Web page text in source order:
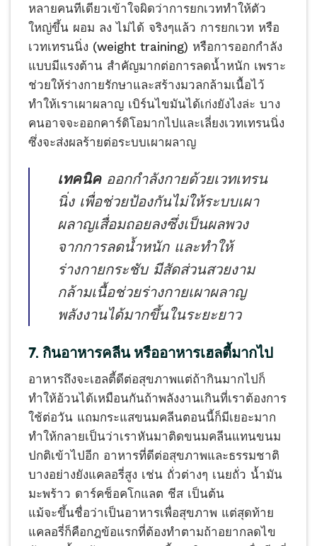
หลายคนทีเดียวเข้าใจผิดว่าการยกเวททำให้ตัว
ใหญ่ขึ้น ผอม ลง ไม่ได้ จริงๆแล้ว การยกเวท หรือ
เวทเทรนนิ่ง (weight training) หรือการออกกำลัง
แบบมีแรงต้าน สำคัญมากต่อการลดน้ำหนัก เพราะ
ช่วยให้ร่างกายรักษาและสร้างมวลกล้ามเนื้อไว้
ทำให้เราเผาผลาญ เบิร์นไขมันได้เก่งยังไงล่ะ บาง
คนอาจจะออกคาร์ดิโอมากไปและเลี่ยงเวทเทรนนิ่ง
ซึ่งจะส่งผลร้ายต่อระบบเผาผลาญ
เทคนิค ออกกำลังกายด้วยเวทเทรน
นิ่ง เพื่อช่วยป้องกันไม่ให้ระบบเผา
ผลาญเสื่อมถอยลงซึ่งเป็นผลพวง
จากการลดน้ำหนัก และทำให้
ร่างกายกระชับ มีสัดส่วนสวยงาม
กล้ามเนื้อช่วยร่างกายเผาผลาญ
พลังงานได้มากขึ้นในระยะยาว
7. กินอาหารคลีน หรืออาหารเฮลตี้มากไป
อาหารถึงจะเฮลตี้ดีต่อสุขภาพแต่ถ้ากินมากไปก็
ทำให้อ้วนได้เหมือนกันถ้าพลังงานเกินที่เราต้องการ
ใช้ต่อวัน แถมกระแสขนมคลีนตอนนี้ก็มีเยอะมาก
ทำให้กลายเป็นว่าเราหันมาติดขนมคลีนแทนขนม
ปกติเข้าไปอีก อาหารที่ดีต่อสุขภาพและธรรมชาติ
บางอย่างยังแคลอรี่สูง เช่น ถั่วต่างๆ เนยถั่ว น้ำมัน
มะพร้าว ดาร์คช็อคโกแลต ชีส เป็นต้น
แม้จะขึ้นชื่อว่าเป็นอาหารเพื่อสุขภาพ แต่สุดท้าย
แคลอรี่ก็คือกฎข้อแรกที่ต้องทำตามถ้าอยากลดไข